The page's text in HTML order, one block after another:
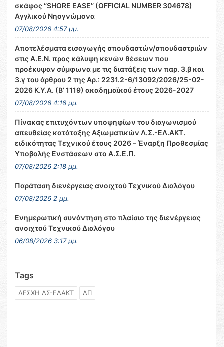
σκάφος ‘’SHORE EASE’’ (OFFICIAL NUMBER 304678)
Αγγλικού Νηογνώμονα
07/08/2026 4:57 μμ.
Αποτελέσματα εισαγωγής σπουδαστών/σπουδαστριών
στις Α.Ε.Ν. προς κάλυψη κενών θέσεων που
προέκυψαν σύμφωνα με τις διατάξεις των παρ. 3.β και
3.γ του άρθρου 2 της Αρ.: 2231.2-6/13092/2026/25-02-
2026 Κ.Υ.Α. (Β’ 1119) ακαδημαϊκού έτους 2026-2027
07/08/2026 4:16 μμ.
Πίνακας επιτυχόντων υποψηφίων του διαγωνισμού
απευθείας κατάταξης Αξιωματικών Λ.Σ.-ΕΛ.ΑΚΤ.
ειδικότητας Τεχνικού έτους 2026 – Έναρξη Προθεσμίας
Υποβολής Ενστάσεων στο Α.Σ.Ε.Π.
07/08/2026 2:18 μμ.
Παράταση διενέργειας ανοιχτού Τεχνικού Διαλόγου
07/08/2026 2 μμ.
Ενημερωτική συνάντηση στο πλαίσιο της διενέργειας
ανοιχτού Τεχνικού Διαλόγου
06/08/2026 3:17 μμ.
Tags
ΛΕΣΧΗ ΛΣ-ΕΛΑΚΤ ΔΠ